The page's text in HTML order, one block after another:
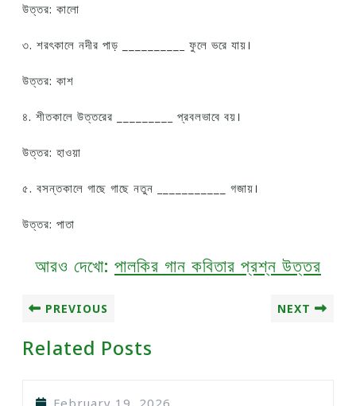
উত্তর: কালো
৩. শরৎকালে নদীর পাড় _________ ফুলে ভরে যায়।
উত্তর: কাশ
৪. শীতকালে উত্তরের ________ প্রবলভাবে বয়।
উত্তর: হাওয়া
৫. বসন্তকালে গাছে গাছে নতুন __________ গজায়।
উত্তর: পাতা
আরও দেখো: পালকির গান কবিতার প্রশ্ন উত্তর
PREVIOUS NEXT
Related Posts
February 19, 2026